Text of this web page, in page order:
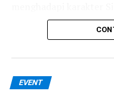
demi
sesi,
mengalir (flowing),
diprediksi.
Selain Veda, Honda
pembalap Thailand
menjalani debut di
EVENT